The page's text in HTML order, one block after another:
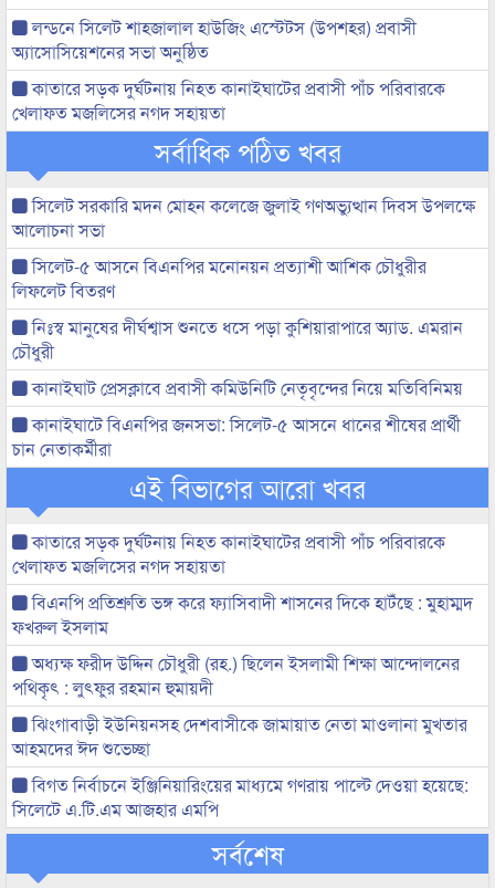
লন্ডনে সিলেট শাহজালাল হাউজিং এস্টেটস (উপশহর) প্রবাসী
অ্যাসোসিয়েশনের সভা অনুষ্ঠিত
কাতারে সড়ক দুর্ঘটনায় নিহত কানাইঘাটের প্রবাসী পাঁচ পরিবারকে
খেলাফত মজলিসের নগদ সহায়তা
সর্বাধিক পঠিত খবর
সিলেট সরকারি মদন মোহন কলেজে জুলাই গণঅভ্যুত্থান দিবস উপলক্ষে
আলোচনা সভা
সিলেট-৫ আসনে বিএনপির মনোনয়ন প্রত্যাশী আশিক চৌধুরীর
লিফলেট বিতরণ
নিঃস্ব মানুষের দীর্ঘশ্বাস শুনতে ধসে পড়া কুশিয়ারাপারে অ্যাড. এমরান
চৌধুরী
কানাইঘাট প্রেসক্লাবে প্রবাসী কমিউনিটি নেতৃবৃন্দের নিয়ে মতিবিনিময়
কানাইঘাটে বিএনপির জনসভা: সিলেট-৫ আসনে ধানের শীষের প্রার্থী
চান নেতাকর্মীরা
এই বিভাগের আরো খবর
কাতারে সড়ক দুর্ঘটনায় নিহত কানাইঘাটের প্রবাসী পাঁচ পরিবারকে
খেলাফত মজলিসের নগদ সহায়তা
বিএনপি প্রতিশ্রুতি ভঙ্গ করে ফ্যাসিবাদী শাসনের দিকে হাটঁছে : মুহাম্মদ
ফখরুল ইসলাম
অধ্যক্ষ ফরীদ উদ্দিন চৌধুরী (রহ.) ছিলেন ইসলামী শিক্ষা আন্দোলনের
পথিকৃৎ : লুৎফুর রহমান হুমায়দী
ঝিংগাবাড়ী ইউনিয়নসহ দেশবাসীকে জামায়াত নেতা মাওলানা মুখতার
আহমদের ঈদ শুভেচ্ছা
বিগত নির্বাচনে ইঞ্জিনিয়ারিংয়ের মাধ্যমে গণরায় পাল্টে দেওয়া হয়েছে:
সিলেটে এ.টি.এম আজহার এমপি
সর্বশেষ